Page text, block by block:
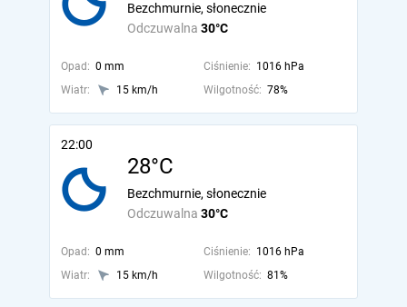
Odczuwalna 30°C
Bezchmurnie, słonecznie
Opad: 0 mm Ciśnienie: 1016 hPa
Wiatr:
15 km/h Wilgotność: 78%
22:00
28°C
Odczuwalna 30°C
Bezchmurnie, słonecznie
Opad: 0 mm Ciśnienie: 1016 hPa
Wiatr:
15 km/h Wilgotność: 81%